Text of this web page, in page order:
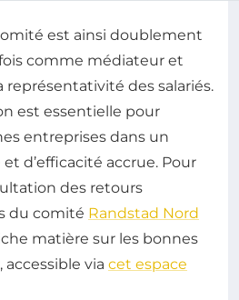
est ainsi doublement
comme médiateur et
des salariés.
est essentielle pour
entreprises dans un
d’efficacité accrue. Pour
des retours
du comité Randstad Nord
matière sur les bonnes
via cet espace